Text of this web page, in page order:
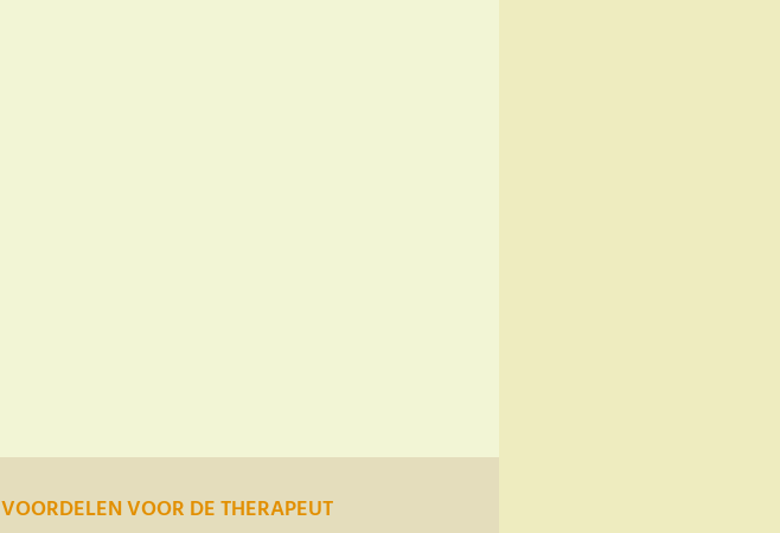
VOORDELEN VOOR DE THERAPEUT